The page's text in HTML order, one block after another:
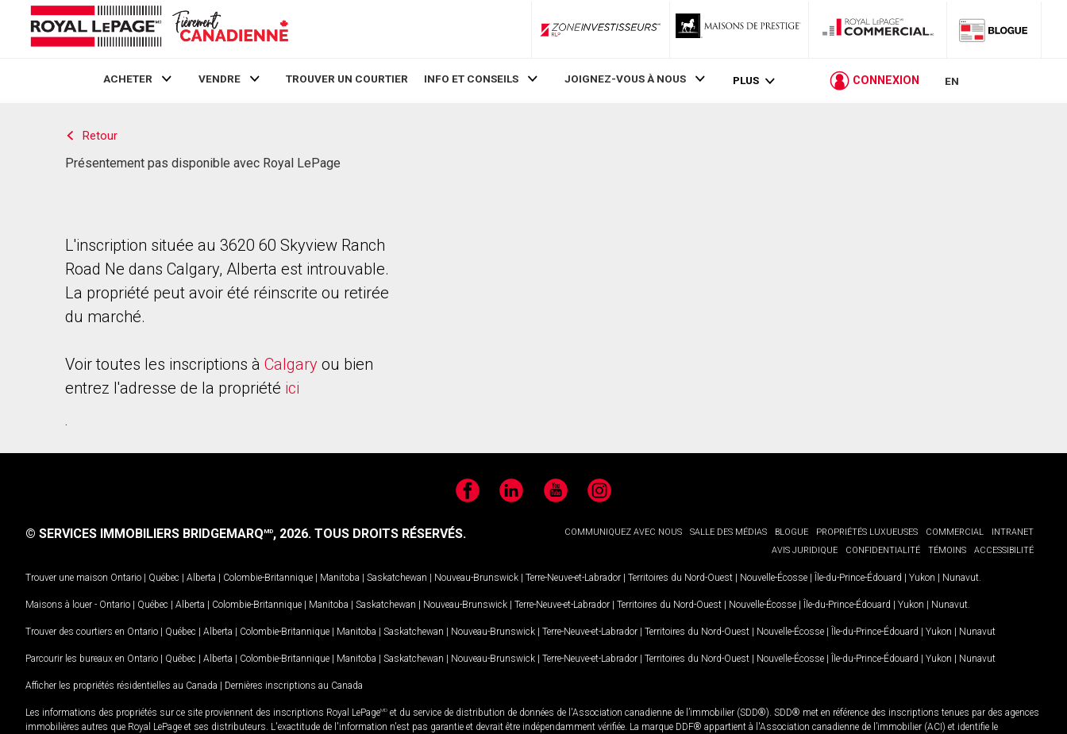
ZoneInvestisseurs RLP
ACHETER VENDRE TROUVER UN COURTIER INFO ET CONSEILS JOIGNEZ-VOUS À NOUS PLUS CONNEXION EN
Retour
Présentement pas disponible avec Royal LePage
L'inscription située au 3620 60 Skyview Ranch
Road Ne dans Calgary, Alberta est introuvable.
La propriété peut avoir été réinscrite ou retirée
du marché.
Voir toutes les inscriptions à Calgary ou bien
entrez l'adresse de la propriété ici
.
FacebookLinkedIn YouTubeInstagram
COMMUNIQUEZ AVEC NOUS SALLE DES MÉDIAS BLOGUE PROPRIÉTÉS LUXUEUSES COMMERCIAL
INTRANET
AVIS JURIDIQUE
CONFIDENTIALITÉ TÉMOINS ACCESSIBILITÉ
© SERVICES IMMOBILIERS BRIDGEMARQMD, 2026. TOUS DROITS RÉSERVÉS.
Trouver une maison Ontario | Québec | Alberta | Colombie-Britannique | Manitoba | Saskatchewan | Nouveau-Brunswick | Terre-Neuve-et-Labrador | Territoires du Nord-Ouest | Nouvelle-Écosse | Île-du-Prince-Édouard | Yukon | Nunavut
Maisons à louer - Ontario | Québec | Alberta | Colombie-Britannique | Manitoba | Saskatchewan | Nouveau-Brunswick | Terre-Neuve-et-Labrador | Territoires du Nord-Ouest | Nouvelle-Écosse | Île-du-Prince-Édouard | Yukon | Nunavut
Trouver des courtiers en Ontario | Québec | Alberta | Colombie-Britannique | Manitoba | Saskatchewan | Nouveau-Brunswick | Terre-Neuve-et-Labrador | Territoires du Nord-Ouest | Nouvelle-Écosse | Île-du-Prince-Édouard | Yukon | Nunavut
Parcourir les bureaux en Ontario | Québec | Alberta | Colombie-Britannique | Manitoba | Saskatchewan | Nouveau-Brunswick | Terre-Neuve-et-Labrador | Territoires du Nord-Ouest | Nouvelle-Écosse | Île-du-Prince-Édouard | Yukon | Nunavut
Afficher les propriétés résidentielles au Canada | Dernières inscriptions au Canada
Les informations des propriétés sur ce site proviennent des inscriptions Royal LePageMD et du service de distribution de données de l'Association canadienne de l’immobilier (SDD®). SDD® met en référence des inscriptions tenues par des agences
immobilières autres que Royal LePage et ses distributeurs. L'exactitude de l'information n'est pas garantie et devrait être indépendamment vérifiée. La marque DDF® appartient à l'Association canadienne de l’immobilier (ACI) et identifie le